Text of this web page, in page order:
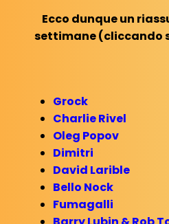
Ecco dunque un
settimane (cliccando
Grock
Charlie Rivel
Oleg Popov
Dimitri
David Larible
Bello Nock
Fumagalli